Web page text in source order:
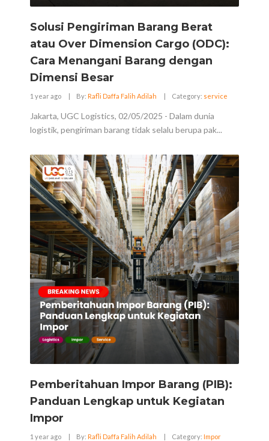
Solusi Pengiriman Barang Berat
atau Over Dimension Cargo (ODC):
Cara Menangani Barang dengan
Dimensi Besar
1 year ago | By: Rafli Daffa Falih Adilah | Category: service
Jakarta, UGC Logistics, 02/05/2025 - Dalam dunia
logistik, pengiriman barang tidak selalu berupa pak...
Pemberitahuan Impor Barang (PIB):
Panduan Lengkap untuk Kegiatan
Impor
1 year ago | By: Rafli Daffa Falih Adilah | Category: Impor